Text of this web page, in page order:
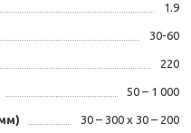
1.9
30-60
220
50 – 1 000
30 – 300 х 30 – 200